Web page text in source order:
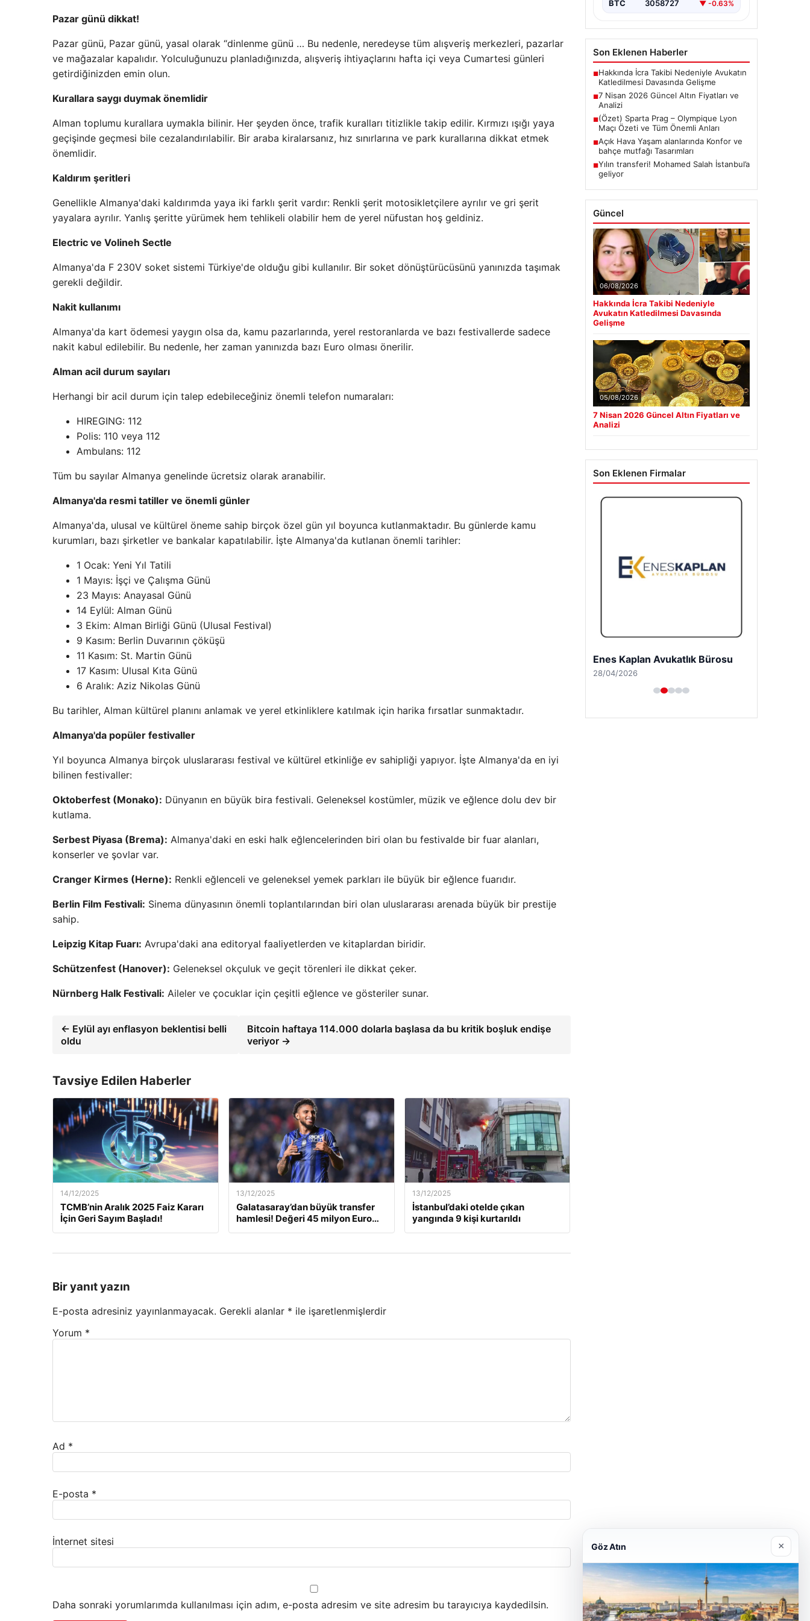
Pazar günü dikkat!
Pazar günü, Pazar günü, yasal olarak “dinlenme günü … Bu nedenle, neredeyse tüm alışveriş merkezleri, pazarlar
ve mağazalar kapalıdır. Yolculuğunuzu planladığınızda, alışveriş ihtiyaçlarını hafta içi veya Cumartesi günleri
getirdiğinizden emin olun.
Kurallara saygı duymak önemlidir
Alman toplumu kurallara uymakla bilinir. Her şeyden önce, trafik kuralları titizlikle takip edilir. Kırmızı ışığı yaya
geçişinde geçmesi bile cezalandırılabilir. Bir araba kiralarsanız, hız sınırlarına ve park kurallarına dikkat etmek
önemlidir.
Kaldırım şeritleri
Genellikle Almanya'daki kaldırımda yaya iki farklı şerit vardır: Renkli şerit motosikletçilere ayrılır ve gri şerit
yayalara ayrılır. Yanlış şeritte yürümek hem tehlikeli olabilir hem de yerel nüfustan hoş geldiniz.
Electric ve Volineh Sectle
Almanya'da F 230V soket sistemi Türkiye'de olduğu gibi kullanılır. Bir soket dönüştürücüsünü yanınızda taşımak
gerekli değildir.
Nakit kullanımı
Almanya'da kart ödemesi yaygın olsa da, kamu pazarlarında, yerel restoranlarda ve bazı festivallerde sadece
nakit kabul edilebilir. Bu nedenle, her zaman yanınızda bazı Euro olması önerilir.
Alman acil durum sayıları
Herhangi bir acil durum için talep edebileceğiniz önemli telefon numaraları:
HIREGING: 112
Polis: 110 veya 112
Ambulans: 112
Tüm bu sayılar Almanya genelinde ücretsiz olarak aranabilir.
Almanya'da resmi tatiller ve önemli günler
Almanya'da, ulusal ve kültürel öneme sahip birçok özel gün yıl boyunca kutlanmaktadır. Bu günlerde kamu
kurumları, bazı şirketler ve bankalar kapatılabilir. İşte Almanya'da kutlanan önemli tarihler:
1 Ocak: Yeni Yıl Tatili
1 Mayıs: İşçi ve Çalışma Günü
23 Mayıs: Anayasal Günü
14 Eylül: Alman Günü
3 Ekim: Alman Birliği Günü (Ulusal Festival)
9 Kasım: Berlin Duvarının çöküşü
11 Kasım: St. Martin Günü
17 Kasım: Ulusal Kıta Günü
6 Aralık: Aziz Nikolas Günü
Bu tarihler, Alman kültürel planını anlamak ve yerel etkinliklere katılmak için harika fırsatlar sunmaktadır.
Almanya'da popüler festivaller
Yıl boyunca Almanya birçok uluslararası festival ve kültürel etkinliğe ev sahipliği yapıyor. İşte Almanya'da en iyi
bilinen festivaller:
Oktoberfest (Monako): Dünyanın en büyük bira festivali. Geleneksel kostümler, müzik ve eğlence dolu dev bir
kutlama.
Serbest Piyasa (Brema): Almanya'daki en eski halk eğlencelerinden biri olan bu festivalde bir fuar alanları,
konserler ve şovlar var.
Cranger Kirmes (Herne): Renkli eğlenceli ve geleneksel yemek parkları ile büyük bir eğlence fuarıdır.
Berlin Film Festivali: Sinema dünyasının önemli toplantılarından biri olan uluslararası arenada büyük bir prestije
sahip.
Leipzig Kitap Fuarı: Avrupa'daki ana editoryal faaliyetlerden ve kitaplardan biridir.
Schützenfest (Hanover): Geleneksel okçuluk ve geçit törenleri ile dikkat çeker.
Nürnberg Halk Festivali: Aileler ve çocuklar için çeşitli eğlence ve gösteriler sunar.
← Eylül ayı enflasyon beklentisi belli
oldu
Bitcoin haftaya 114.000 dolarla başlasa da bu kritik boşluk endişe
veriyor →
Tavsiye Edilen Haberler
14/12/2025
TCMB’nin Aralık 2025 Faiz Kararı
İçin Geri Sayım Başladı!
13/12/2025
Galatasaray’dan büyük transfer
hamlesi! Değeri 45 milyon Euro…
13/12/2025
İstanbul’daki otelde çıkan
yangında 9 kişi kurtarıldı
Bir yanıt yazın
E-posta adresiniz yayınlanmayacak. Gerekli alanlar * ile işaretlenmişlerdir
Yorum *
Ad *
E-posta *
İnternet sitesi
Daha sonraki yorumlarımda kullanılması için adım, e-posta adresim ve site adresim bu tarayıcıya kaydedilsin.
BTC 3058727 ▼ -0.63%
Son Eklenen Haberler
■Hakkında İcra Takibi Nedeniyle Avukatın
Katledilmesi Davasında Gelişme
■7 Nisan 2026 Güncel Altın Fiyatları ve
Analizi
■(Özet) Sparta Prag – Olympique Lyon
Maçı Özeti ve Tüm Önemli Anları
■Açık Hava Yaşam alanlarında Konfor ve
bahçe mutfağı Tasarımları
■Yılın transferi! Mohamed Salah İstanbul’a
geliyor
Güncel
06/08/2026
Hakkında İcra Takibi Nedeniyle
Avukatın Katledilmesi Davasında
Gelişme
05/08/2026
7 Nisan 2026 Güncel Altın Fiyatları ve
Analizi
Son Eklenen Firmalar
Enes Kaplan Avukatlık Bürosu
28/04/2026
Göz Atın ×